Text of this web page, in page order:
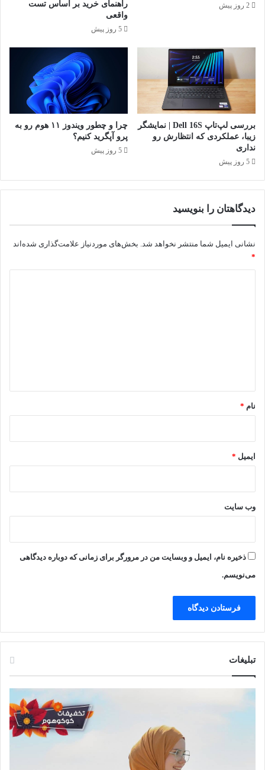
2 روز پیش
راهنمای خرید بر اساس تست
واقعی
5 روز پیش
بررسی لپ‌تاپ Dell 16S | نمایشگر
زیبا، عملکردی که انتظارش رو
نداری
5 روز پیش
چرا و چطور ویندوز ۱۱ هوم رو به
پرو آپگرید کنیم؟
5 روز پیش
دیدگاهتان را بنویسید
نشانی ایمیل شما منتشر نخواهد شد. بخش‌های موردنیاز علامت‌گذاری شده‌اند
*
نام *
ایمیل *
وب‌ سایت
ذخیره نام، ایمیل و وبسایت من در مرورگر برای زمانی که دوباره دیدگاهی
می‌نویسم.
تبلیغات